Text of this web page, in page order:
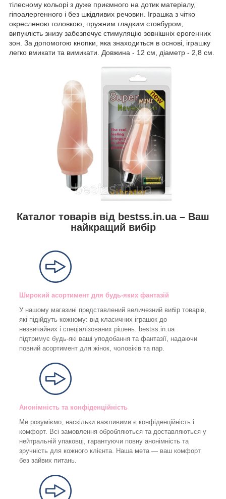
тілесному кольорі з дуже приємного на дотик матеріалу,
гіпоалергенного і без шкідливих речовин. Іграшка з чітко
окресленою головкою, пружним гладким стовбуром,
випуклість знизу забезпечує стимуляцію зовнішніх ерогенних
зон. За допомогою кнопки, яка знаходиться в основі, іграшку
легко вмикати та вимикати. Довжина - 12 см, діаметр - 2,8 см.
Каталог товарів від bestss.in.ua – Ваш
найкращий вибір
Широкий асортимент для будь-яких фантазій
У нашому магазині представлений величезний вибір товарів,
які підійдуть кожному: від класичних іграшок до
незвичайних і спеціалізованих рішень. bestss.in.ua
підтримує будь-які ваші уподобання та фантазії, надаючи
повний асортимент для жінок, чоловіків та пар.
Анонімність та конфіденційність
Ми розуміємо, наскільки важливими є конфіденційність і
комфорт. Всі замовлення обробляються та доставляються у
нейтральній упаковці, гарантуючи повну анонімність та
зручність для кожного клієнта. Наша мета — ваш комфорт
без зайвих питань.